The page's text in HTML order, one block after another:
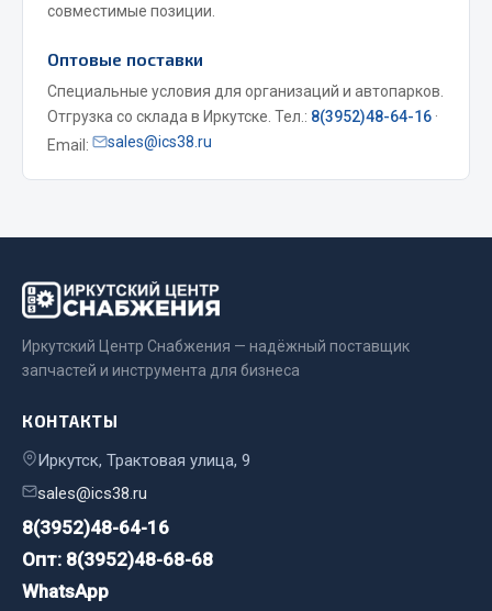
Двери
Электрооборудование
Показать ещё
Двигатель
Мост задний
Система питания
Сцепление
Тормозная система
Показать ещё
Весь раздел
совместимые позиции.
Оптовые поставки
Специальные условия для организаций и автопарков.
Отгрузка со склада в Иркутске. Тел.: 8(3952)48-64-16 ·
Email:
sales@ics38.ru
Иркутский Центр Снабжения — надёжный поставщик
запчастей и инструмента для бизнеса
КОНТАКТЫ
Иркутск, Трактовая улица, 9
sales@ics38.ru
8(3952)48-64-16
Опт: 8(3952)48-68-68
WhatsApp